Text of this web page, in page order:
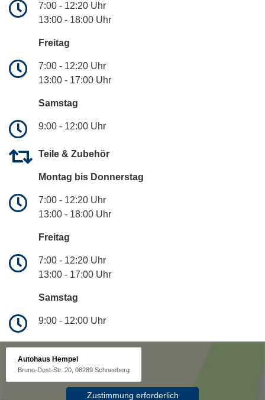
7:00 - 12:20 Uhr
13:00 - 18:00 Uhr
Freitag
7:00 - 12:20 Uhr
13:00 - 17:00 Uhr
Samstag
9:00 - 12:00 Uhr
Teile & Zubehör
Montag bis Donnerstag
7:00 - 12:20 Uhr
13:00 - 18:00 Uhr
Freitag
7:00 - 12:20 Uhr
13:00 - 17:00 Uhr
Samstag
9:00 - 12:00 Uhr
Autohaus Hempel
Bruno-Dost-Str. 20, 08289 Schneeberg
Zustimmung erforderlich